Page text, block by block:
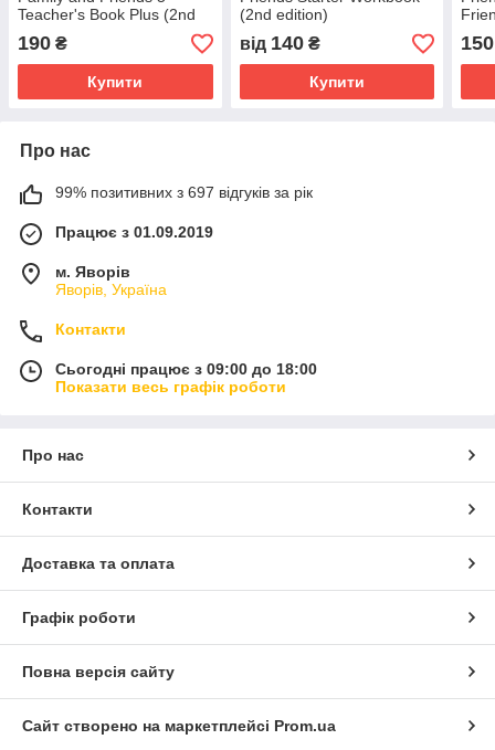
Teacher's Book Plus (2nd
edition)
190 ₴
Купити
(2nd edition)
від 140₴
Купити
150
Про нас
99% позитивних з 697 відгуків за рік
Працює з 01.09.2019
м. Яворів
Яворів, Україна
Контакти
Сьогодні працює з 09:00 до 18:00
Показати весь графік роботи
Про нас
Контакти
Доставка та оплата
Графік роботи
Повна версія сайту
Сайт створено на маркетплейсі Prom.ua